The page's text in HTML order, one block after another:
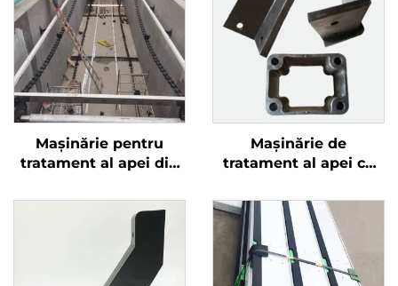
Mașinărie pentru
tratament al apei din
apei reziduale Șinchet
de șarpe din plastic
Mașinărie de
tratament al apei cu
metalică